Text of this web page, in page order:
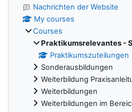
Nachrichten der Website
My courses
Courses
Praktikumsrelevantes -
Praktikumszuteilungen
Sonderausbildungen
Weiterbildung
Weiterbildungen
Weiterbildungen im